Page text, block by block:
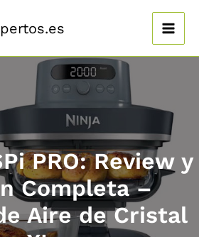
PRO: Review y
Completa –
Aire de Cristal